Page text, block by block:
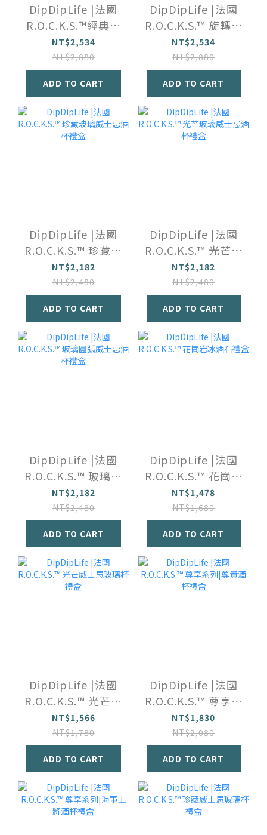
DipDipLife |法國
R.O.C.K.S.™️經典玻
璃威士忌雙酒杯禮
盒
NT$2,534
NT$2,880
ADD TO CART
DipDipLife |法國
R.O.C.K.S.™️ 旋轉玻
璃威士忌雙酒杯禮
盒
NT$2,534
NT$2,880
ADD TO CART
DipDipLife |法國
R.O.C.K.S.™️ 珍藏玻
璃威士忌酒杯禮盒
NT$2,182
NT$2,480
ADD TO CART
DipDipLife |法國
R.O.C.K.S.™️ 光芒玻
璃威士忌酒杯禮盒
NT$2,182
NT$2,480
ADD TO CART
DipDipLife |法國
R.O.C.K.S.™️ 玻璃圓
弧威士忌酒杯禮盒
NT$2,182
NT$2,480
ADD TO CART
DipDipLife |法國
R.O.C.K.S.™️ 花崗岩
冰酒石禮盒
NT$1,478
NT$1,680
ADD TO CART
DipDipLife |法國
R.O.C.K.S.™️ 光芒威
士忌玻璃杯禮盒
NT$1,566
NT$1,780
ADD TO CART
DipDipLife |法國
R.O.C.K.S.™️ 尊享系
列|尊貴酒杯禮盒
NT$1,830
NT$2,080
ADD TO CART